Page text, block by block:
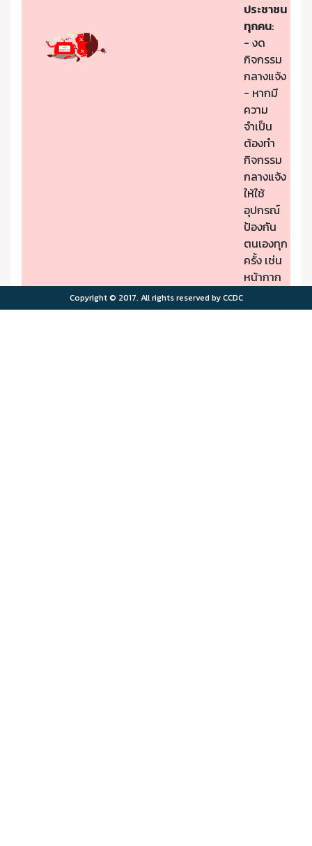
ประชาชน
ทุกคน:
- งด
กิจกรรม
กลางแจ้ง
- หากมี
ความ
จำเป็น
ต้องทำ
กิจกรรม
กลางแจ้ง
ให้ใช้
อุปกรณ์
ป้องกัน
ตนเองทุก
ครั้ง เช่น
หน้ากาก
PM2.5
Copyright © 2017. All rights reserved by CCDC